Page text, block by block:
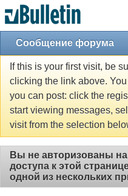
Сообщение форума
If this is your first visit, be
clicking the link above.
you can post: click the
start viewing messages,
visit from the selection
Вы не авторизованы
доступа к этой
одной из нескольких